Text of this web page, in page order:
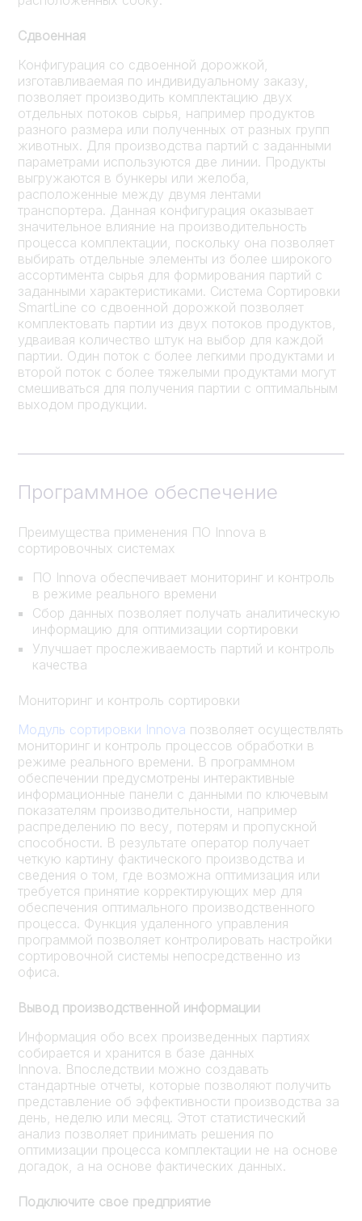
Сдвоенная
Конфигурация со сдвоенной дорожкой,
изготавливаемая по индивидуальному заказу,
позволяет производить комплектацию двух
отдельных потоков сырья, например продуктов
разного размера или полученных от разных групп
животных. Для производства партий с заданными
параметрами используются две линии. Продукты
выгружаются в бункеры или желоба,
расположенные между двумя лентами
транспортера. Данная конфигурация оказывает
значительное влияние на производительность
процесса комплектации, поскольку она позволяет
выбирать отдельные элементы из более широкого
ассортимента сырья для формирования партий с
заданными характеристиками. Система Сортировки
SmartLine со сдвоенной дорожкой позволяет
комплектовать партии из двух потоков продуктов,
удваивая количество штук на выбор для каждой
партии. Один поток с более легкими продуктами и
второй поток с более тяжелыми продуктами могут
смешиваться для получения партии с оптимальным
выходом продукции.
Программное обеспечение
Преимущества применения ПО Innova в
сортировочных системах
ПО Innova обеспечивает мониторинг и контроль
в режиме реального времени
Сбор данных позволяет получать аналитическую
информацию для оптимизации сортировки
Улучшает прослеживаемость партий и контроль
качества
Мониторинг и контроль сортировки
Модуль сортировки Innova позволяет осуществлять
мониторинг и контроль процессов обработки в
режиме реального времени. В программном
обеспечении предусмотрены интерактивные
информационные панели с данными по ключевым
показателям производительности, например
распределению по весу, потерям и пропускной
способности. В результате оператор получает
четкую картину фактического производства и
сведения о том, где возможна оптимизация или
требуется принятие корректирующих мер для
обеспечения оптимального производственного
процесса. Функция удаленного управления
программой позволяет контролировать настройки
сортировочной системы непосредственно из
офиса.
Вывод производственной информации
Информация обо всех произведенных партиях
собирается и хранится в базе данных
Innova. Впоследствии можно создавать
стандартные отчеты, которые позволяют получить
представление об эффективности производства за
день, неделю или месяц. Этот статистический
анализ позволяет принимать решения по
оптимизации процесса комплектации не на основе
догадок, а на основе фактических данных.
Подключите свое предприятие